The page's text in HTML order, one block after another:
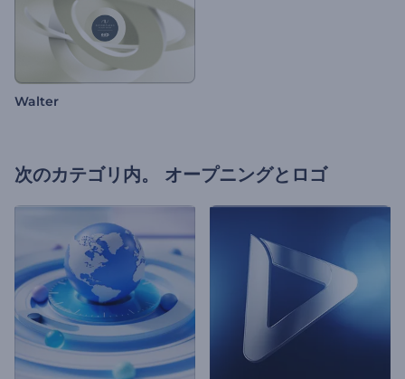
Walter
次のカテゴリ内。 オープニングとロゴ